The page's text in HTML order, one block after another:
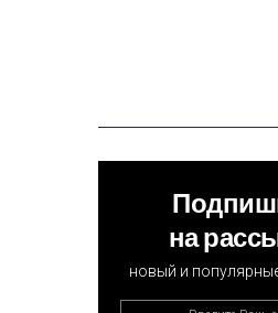
на
новый и